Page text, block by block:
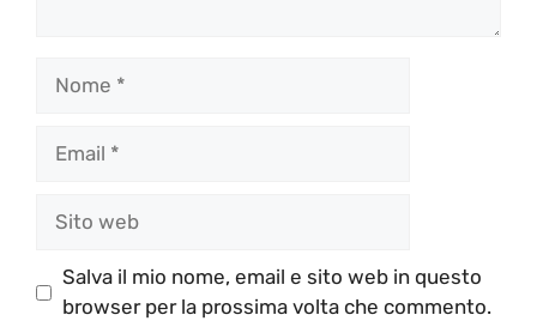
Salva il mio nome, email e sito web in questo
browser per la prossima volta che commento.